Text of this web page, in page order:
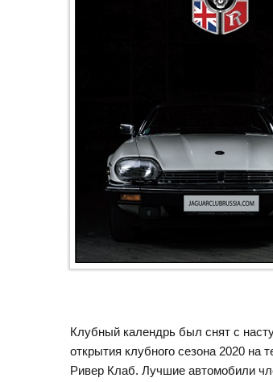
Клубный календрь был снят с
открытия клубного сезона 2020 на
Ривер Клаб. Лучшие автомобили